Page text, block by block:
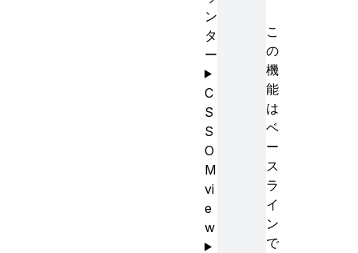
こ
の
機
能
は
ベ
ー
ス
ラ
イ
ン
で
ン
タ
ー
C
S
S
O
M
vi
e
w